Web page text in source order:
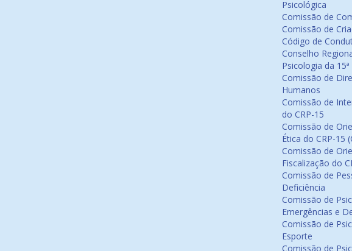
Psicológica
Comissão de
Comissão de
Código de
Conselho
Psicologia da 15ª
Comissão de
Humanos
Comissão de
do CRP-15
Comissão de
Ética do CRP-15
Comissão de
Fiscalização do
Comissão de
Deficiência
Comissão de
Emergências e
Comissão de
Esporte
Comissão de